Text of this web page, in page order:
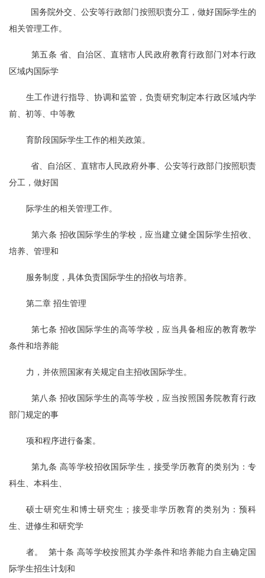
  国务院外交、公安等行政部门按照职责分工，做好国际学生的
相关管理工作。
  第五条 省、自治区、直辖市人民政府教育行政部门对本行政
区域内国际学
生工作进行指导、协调和监管，负责研究制定本行政区域内学
前、初等、中等教
育阶段国际学生工作的相关政策。
  省、自治区、直辖市人民政府外事、公安等行政部门按照职责
分工，做好国
际学生的相关管理工作。
  第六条 招收国际学生的学校，应当建立健全国际学生招收、
培养、管理和
服务制度，具体负责国际学生的招收与培养。
第二章 招生管理
  第七条 招收国际学生的高等学校，应当具备相应的教育教学
条件和培养能
力，并依照国家有关规定自主招收国际学生。
  第八条 招收国际学生的高等学校，应当按照国务院教育行政
部门规定的事
项和程序进行备案。
  第九条 高等学校招收国际学生，接受学历教育的类别为：专
科生、本科生、
硕士研究生和博士研究生；接受非学历教育的类别为：预科
生、进修生和研究学
者。  第十条 高等学校按照其办学条件和培养能力自主确定国
际学生招生计划和